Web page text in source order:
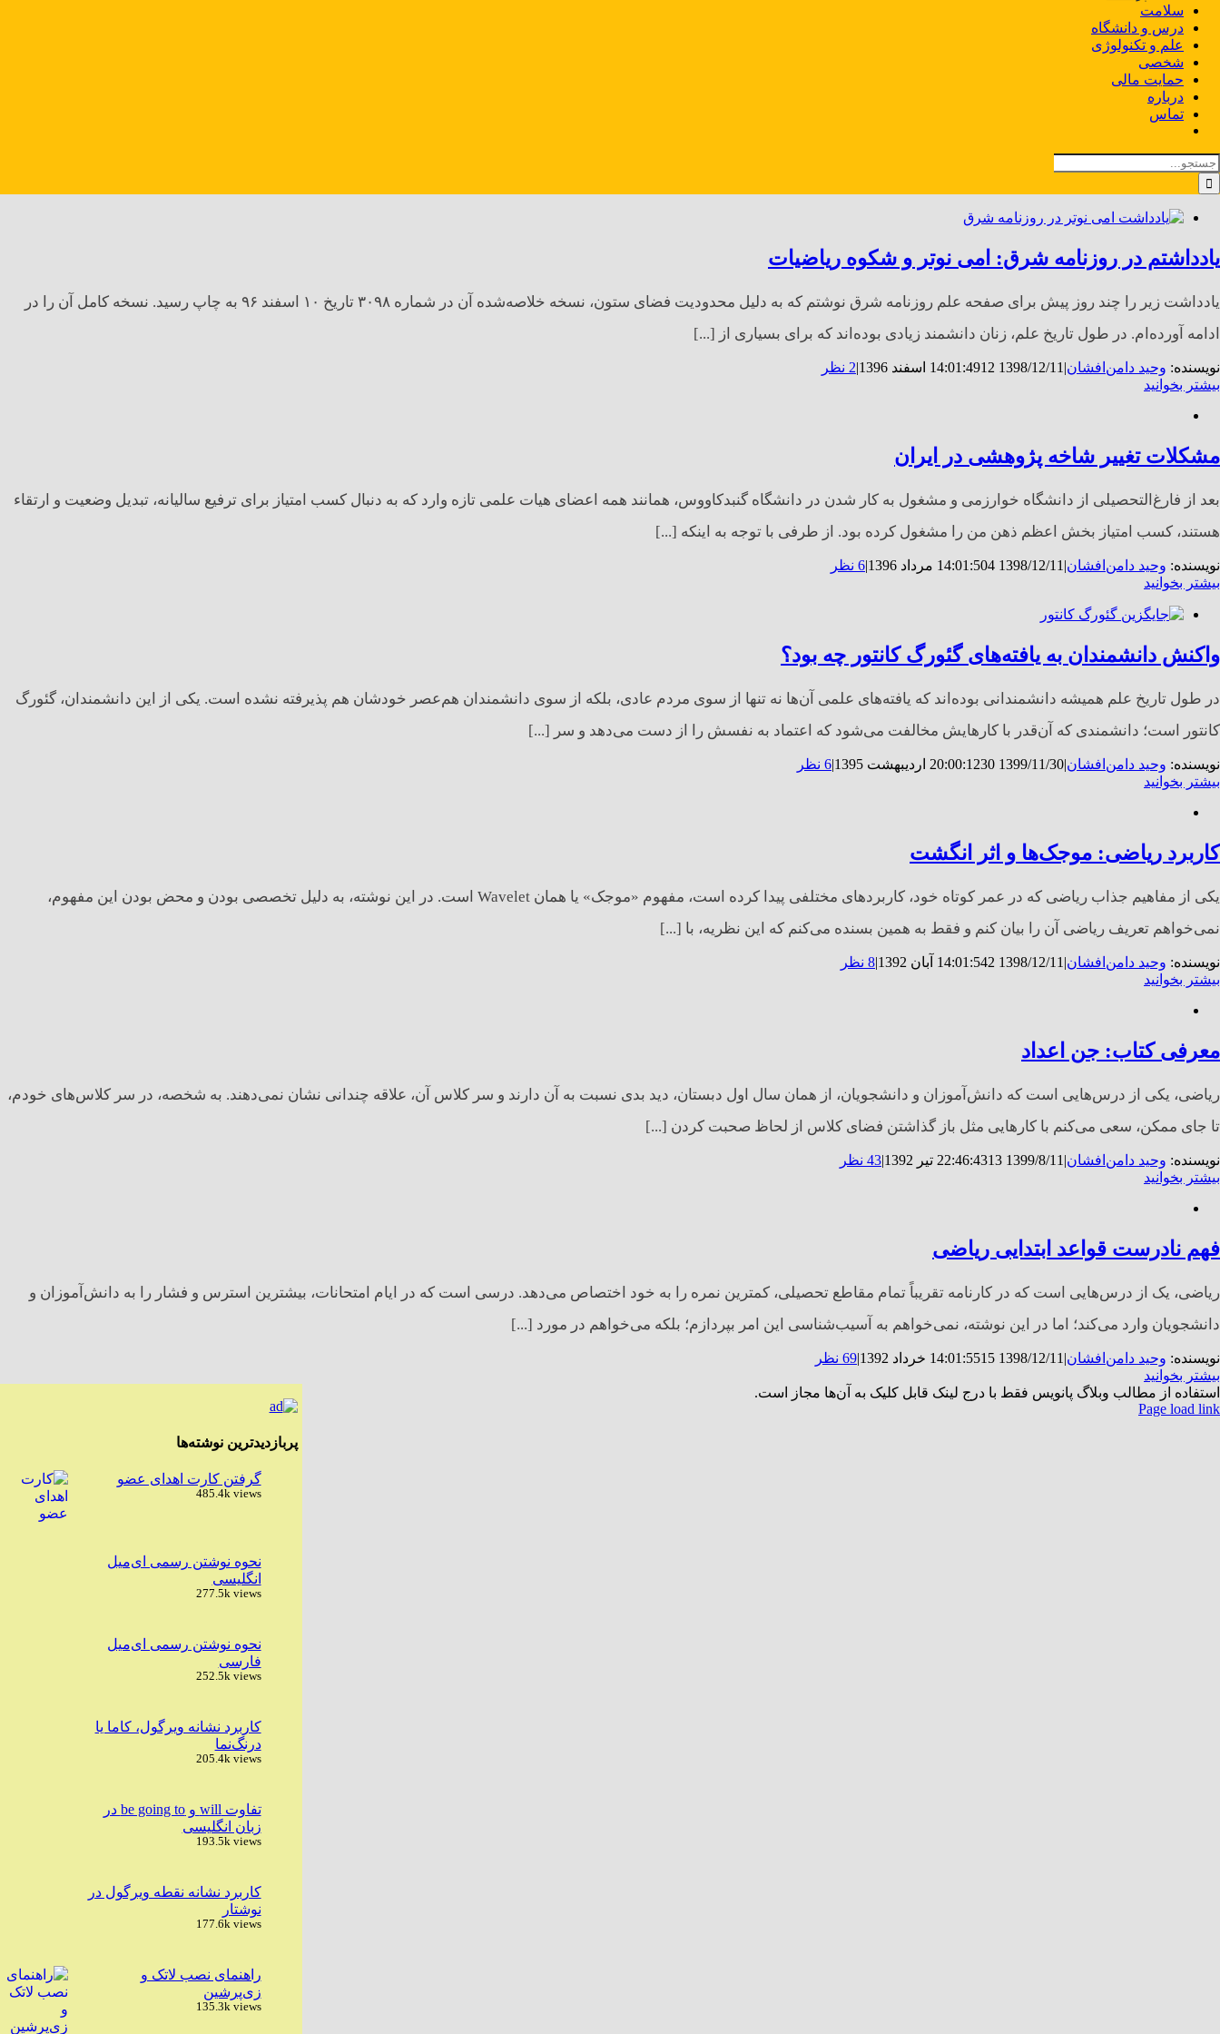
سلامت
درس و دانشگاه
علم و تکنولوژی
شخصی
حمایت مالی
درباره
تماس
جستجو
برای:
یادداشتم در روزنامه شرق: امی نوتر و شکوه ریاضیات
یادداشت زیر را چند روز پیش برای صفحه علم روزنامه شرق نوشتم که به دلیل محدودیت فضای ستون، نسخه خلاصه‌شده آن در شماره ۳۰۹۸ تاریخ ۱۰ اسفند ۹۶ به چاپ رسید. نسخه کامل آن را در
ادامه آورده‌ام. در طول تاریخ علم، زنان دانشمند زیادی بوده‌اند که برای بسیاری از [...]
نویسنده: وحید دامن‌افشان|
1398/12/11 14:01:49 12 اسفند 1396 |2 نظر
بیشتر بخوانید
مشکلات تغییر شاخه پژوهشی در ایران
بعد از فارغ‌التحصیلی از دانشگاه خوارزمی و مشغول به کار شدن در دانشگاه گنبدکاووس، همانند همه اعضای هیات علمی تازه وارد که به دنبال کسب امتیاز برای ترفیع سالیانه، تبدیل وضعیت و ارتقاء
هستند، کسب امتیاز بخش اعظم ذهن من را مشغول کرده بود. از طرفی با توجه به اینکه [...]
نویسنده: وحید دامن‌افشان|
1398/12/11 14:01:50 4 مرداد 1396 |6 نظر
بیشتر بخوانید
واکنش دانشمندان به یافته‌های گئورگ کانتور چه بود؟
در طول تاریخ علم همیشه دانشمندانی بوده‌اند که یافته‌های علمی آن‌ها نه تنها از سوی مردم عادی، بلکه از سوی دانشمندان هم‌عصر خودشان هم پذیرفته نشده است. یکی از این دانشمندان، گئورگ
کانتور است؛ دانشمندی که آن‌قدر با کارهایش مخالفت می‌شود که اعتماد به نفسش را از دست می‌دهد و سر [...]
نویسنده: وحید دامن‌افشان|
1399/11/30 20:00:12 30 اردیبهشت 1395 |6 نظر
بیشتر بخوانید
کاربرد ریاضی: موجک‌ها و اثر انگشت
یکی از مفاهیم جذاب ریاضی که در عمر کوتاه خود، کاربردهای مختلفی پیدا کرده است، مفهوم «موجک‌» یا همان Wavelet است. در این نوشته، به دلیل تخصصی بودن و محض بودن این مفهوم،
نمی‌خواهم تعریف ریاضی آن را بیان کنم و فقط به همین بسنده می‌کنم که این نظریه، با [...]
نویسنده: وحید دامن‌افشان|
1398/12/11 14:01:54 2 آبان 1392 |8 نظر
بیشتر بخوانید
معرفی کتاب: جن اعداد
ریاضی، یکی از درس‌هایی است که دانش‌آموزان و دانشجویان، از همان سال اول دبستان، دید بدی نسبت به آن دارند و سر کلاس آن، علاقه چندانی نشان نمی‌دهند. به شخصه، در سر کلاس‌های خودم،
تا جای ممکن، سعی می‌کنم با کارهایی مثل باز گذاشتن فضای کلاس از لحاظ صحبت کردن [...]
نویسنده: وحید دامن‌افشان|
1399/8/11 22:46:43 13 تیر 1392 |43 نظر
بیشتر بخوانید
فهم نادرست قواعد ابتدایی ریاضی
ریاضی، یک از درس‌هایی است که در کارنامه تقریباً تمام مقاطع تحصیلی، کمترین نمره را به خود اختصاص می‌دهد. درسی است که در ایام امتحانات، بیشترین استرس و فشار را به دانش‌آموزان و
دانشجویان وارد می‌کند؛ اما در این نوشته، نمی‌خواهم به آسیب‌شناسی این امر بپردازم؛ بلکه می‌خواهم در مورد [...]
نویسنده: وحید دامن‌افشان|
1398/12/11 14:01:55 15 خرداد 1392 |69 نظر
بیشتر بخوانید
پربازدیدترین نوشته‌ها
گرفتن کارت اهدای عضو
485.4k views
نحوه نوشتن رسمی ای‌میل
انگلیسی
277.5k views
نحوه نوشتن رسمی ای‌میل
فارسی
252.5k views
کاربرد نشانه ویرگول، کاما یا
درنگ‌نما
205.4k views
تفاوت will و be going to در
زبان انگلیسی
193.5k views
کاربرد نشانه نقطه ویرگول در
نوشتار
177.6k views
راهنمای نصب لاتک و
زی‌پرشین
135.3k views
استفاده از مطالب وبلاگ پانویس فقط با درج لینک قابل کلیک به آن‌ها مجاز است.
Instagram
X
تلگرام
پست
Rss
Page load link